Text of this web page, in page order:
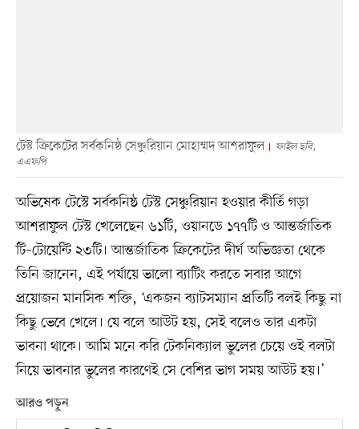
টেস্ট ক্রিকেটের সর্বকনিষ্ঠ সেঞ্চুরিয়ান মোহাম্মদ আশরাফুল
ফাইল ছবি,
এএফপি
অভিষেক টেস্টে সর্বকনিষ্ঠ টেস্ট সেঞ্চুরিয়ান হওয়ার কীর্তি গড়া
আশরাফুল টেস্ট খেলেছেন ৬১টি, ওয়ানডে ১৭৭টি ও আন্তর্জাতিক
টি–টোয়েন্টি ২৩টি। আন্তর্জাতিক ক্রিকেটের দীর্ঘ অভিজ্ঞতা থেকে
তিনি জানেন, এই পর্যায়ে ভালো ব্যাটিং করতে সবার আগে
প্রয়োজন মানসিক শক্তি, ‘একজন ব্যাটসম্যান প্রতিটি বলই কিছু না
কিছু ভেবে খেলে। যে বলে আউট হয়, সেই বলেও তার একটা
ভাবনা থাকে। আমি মনে করি টেকনিক্যাল ভুলের চেয়ে ওই বলটা
নিয়ে ভাবনার ভুলের কারণেই সে বেশির ভাগ সময় আউট হয়।’
আরও পড়ুন